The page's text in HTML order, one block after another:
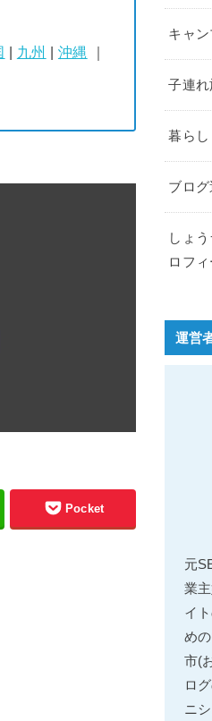
九州 沖縄
Pocket
キャ
子連
暮らし
ブロ
しょ
ロフ
運営
元
業
イ
め
市(
ロ
ニ